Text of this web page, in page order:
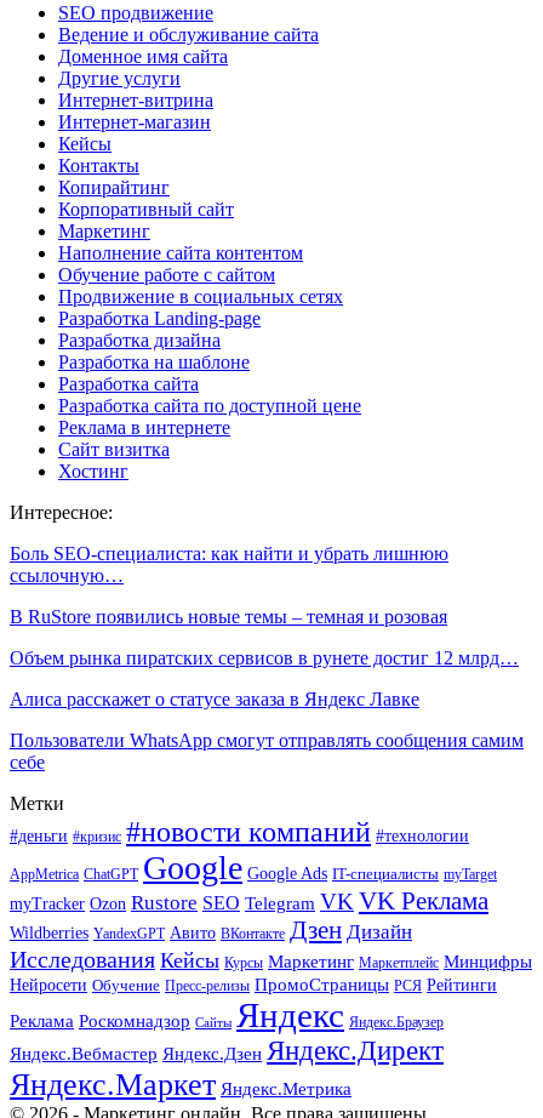
SEO продвижение
Ведение и обслуживание сайта
Доменное имя сайта
Другие услуги
Интернет-витрина
Интернет-магазин
Кейсы
Контакты
Копирайтинг
Корпоративный сайт
Маркетинг
Наполнение сайта контентом
Обучение работе с сайтом
Продвижение в социальных сетях
Разработка Landing-page
Разработка дизайна
Разработка на шаблоне
Разработка сайта
Разработка сайта по доступной цене
Реклама в интернете
Сайт визитка
Хостинг
Интересное:
Боль SEO-специалиста: как найти и убрать лишнюю
ссылочную…
В RuStore появились новые темы – темная и розовая
Объем рынка пиратских сервисов в рунете достиг 12 млрд…
Алиса расскажет о статусе заказа в Яндекс Лавке
Пользователи WhatsApp смогут отправлять сообщения самим
себе
Метки
#деньги #кризис #новости компаний #технологии
AppMetrica ChatGPT Google Google Ads IT-специалисты myTarget
myTracker Ozon Rustore SEO Telegram VK VK Реклама
Wildberries YandexGPT Авито ВКонтакте Дзен Дизайн
Исследования Кейсы Курсы Маркетинг Маркетплейс Минцифры
Нейросети Обучение Пресс-релизы ПромоСтраницы РСЯ Рейтинги
Реклама Роскомнадзор Сайты Яндекс Яндекс.Браузер
Яндекс.Вебмастер Яндекс.Дзен Яндекс.Директ
Яндекс.Маркет Яндекс.Метрика
© 2026 - Маркетинг онлайн. Все права защищены.